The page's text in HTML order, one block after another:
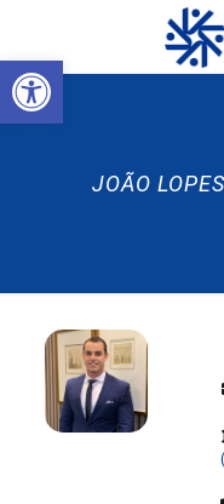
Abrir a barra
JOÃO